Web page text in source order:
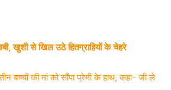
खुशी से खिल उठे हितग्राहियों के चेहरे
बच्चों की मां को सौंपा प्रेमी के हाथ, कहा- जी ले